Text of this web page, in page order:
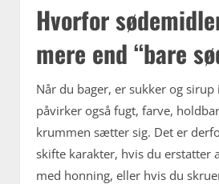
Hvorfor
mere end “bare
Når du bager, er sukker og sirup
påvirker også fugt, farve,
krummen sætter sig. Det er
skifte karakter, hvis du erstatter
med honning, eller hvis du